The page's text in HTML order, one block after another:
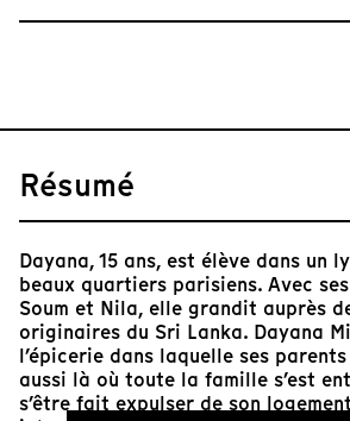
Résumé
Dayana, 15 ans, est élève dans un
beaux quartiers parisiens. Avec
Soum et Nila, elle grandit auprès
originaires du Sri Lanka. Dayana
l’épicerie dans laquelle ses
aussi là où toute la famille s’est
s’être fait expulser de son